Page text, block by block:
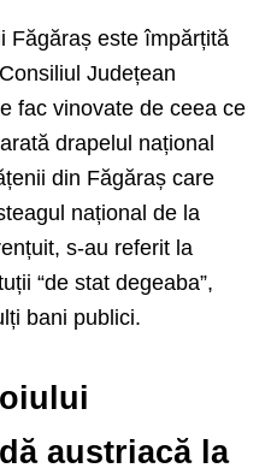
Făgăraș este împărțită
Județean
fac vinovate de ceea ce
drapelul național
din Făgăraș care
național de la
s-au referit la
“de stat degeaba”,
bani publici.
austriacă la